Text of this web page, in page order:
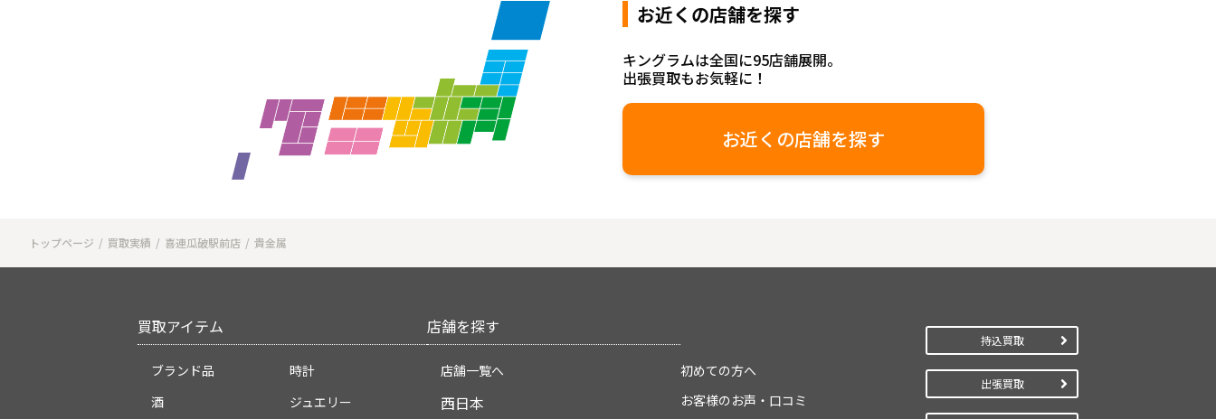
お近くの店舗を探す
キングラムは全国に95店舗展開。
出張買取もお気軽に！
お近くの店舗を探す
トップページ 買取実績 喜連瓜破駅前店 貴金属
買取アイテム
ブランド品
時計
酒
ジュエリー
店舗を探す
店舗一覧へ
西日本
初めての方へ
お客様のお声・口コミ
持込買取
出張買取